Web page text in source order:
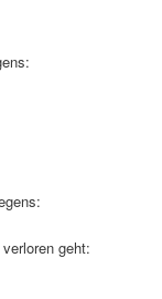
geht: